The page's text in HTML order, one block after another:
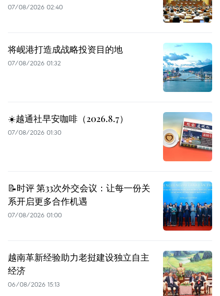
07/08/2026 02:40
将岘港打造成战略投资目的地
07/08/2026 01:32
☀️越通社早安咖啡（2026.8.7）
07/08/2026 01:30
📝时评 第33次外交会议：让每一份关
系开启更多合作机遇
07/08/2026 01:00
越南革新经验助力老挝建设独立自主
经济
06/08/2026 15:13